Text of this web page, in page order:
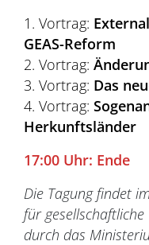
1. Vortrag:
GEAS-Reform
2. Vortrag:
3. Vortrag: Das
4. Vortrag:
Herkunftsländer
17:00 Uhr: Ende
Die Tagung findet
für
durch das